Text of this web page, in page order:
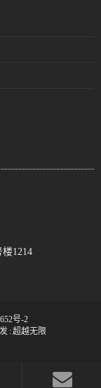
1214
号-2
:超越无限